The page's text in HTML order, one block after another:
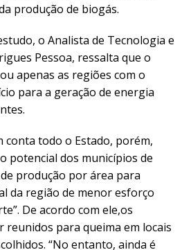
produção de biogás.
o Analista de Tecnologia e
Pessoa, ressalta que o
apenas as regiões com o
para a geração de energia
conta todo o Estado, porém,
potencial dos municípios de
produção por área para
da região de menor esforço
De acordo com ele,os
reunidos para queima em locais
“No entanto, ainda é